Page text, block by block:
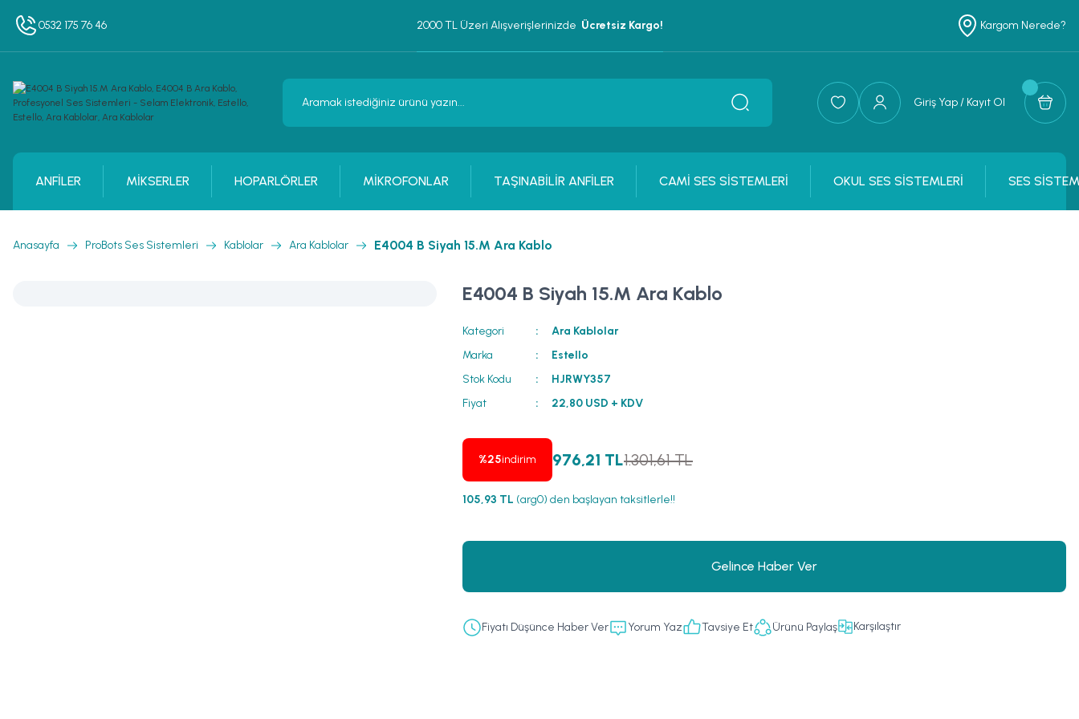
0532 175 76 46 2000 TL Üzeri Alışverişlerinizde Ücretsiz Kargo! Kargom Nerede?
Giriş Yap / Kayıt Ol
ANFİLER MİKSERLER HOPARLÖRLER MİKROFONLAR TAŞINABİLİR ANFİLER CAMİ SES SİSTEMLERİ OKUL SES SİSTEMLERİ SES
Anasayfa ProBots Ses Sistemleri Kablolar Ara Kablolar E4004 B Siyah 15.M Ara Kablo
E4004 B Siyah 15.M Ara Kablo
Kategori
Ara Kablolar
Marka
Estello
Stok Kodu
HJRWY357
Fiyat
22,80 USD + KDV
%25indirim 976,21 TL1.301,61 TL
105,93 TL (arg0) den başlayan taksitlerle!!
Gelince Haber Ver
Fiyatı Düşünce Haber Ver Yorum Yaz Tavsiye Et Ürünü Paylaş Karşılaştır